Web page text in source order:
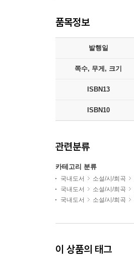
품목정보
발행일
쪽수, 무게, 크기
ISBN13
ISBN10
관련분류
카테고리 분류
국내도서 소설/시/희곡
국내도서
소설/시/희곡
국내도서
소설/시/희곡
이 상품의 태그